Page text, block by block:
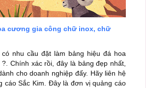
cương gia công chữ inox, chữ
nhu cầu đặt làm bảng hiệu đá hoa
Chính xác rồi, đây là bảng đẹp nhất,
cho doanh nghiệp đấy. Hãy liên hệ
cáo Sắc Kim. Đây là đơn vị quảng cáo